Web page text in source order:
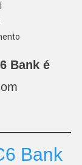
Bank é
Bank